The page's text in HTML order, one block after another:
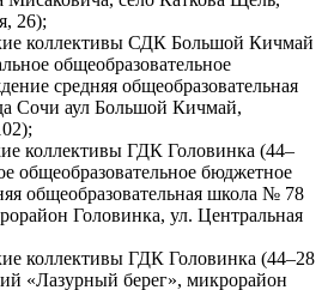
26);
коллективы СДК Большой Кичмай
общеобразовательное
средняя общеобразовательная
Сочи аул Большой Кичмай,
коллективы ГДК Головинка (44–
общеобразовательное бюджетное
общеобразовательная школа № 78
Головинка, ул. Центральная
коллективы ГДК Головинка (44–28
«Лазурный берег», микрорайон